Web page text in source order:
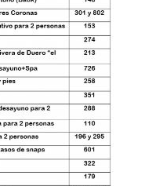
m
i
n